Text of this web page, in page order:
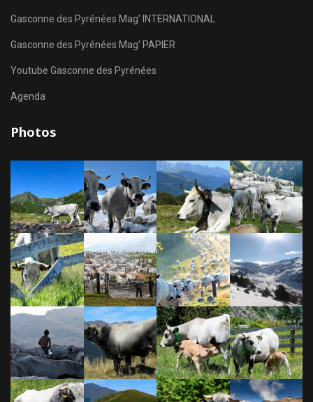
Gasconne des Pyrénées Mag' INTERNATIONAL
Gasconne des Pyrénées Mag' PAPIER
Youtube Gasconne des Pyrénées
Agenda
Photos